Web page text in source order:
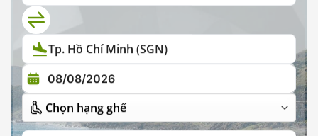
Tp. Hồ Chí Minh (SGN)